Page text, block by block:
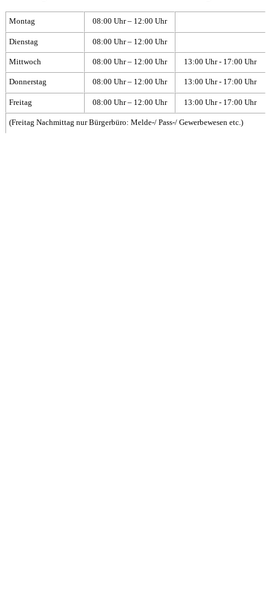
Montag 08:00 Uhr – 12:00 Uhr
Dienstag 08:00 Uhr – 12:00 Uhr
Mittwoch 08:00 Uhr – 12:00 Uhr 13:00 Uhr - 17:00 Uhr
Donnerstag 08:00 Uhr – 12:00 Uhr 13:00 Uhr - 17:00 Uhr
Freitag 08:00 Uhr – 12:00 Uhr 13:00 Uhr - 17:00 Uhr
(Freitag Nachmittag nur Bürgerbüro: Melde-/ Pass-/ Gewerbewesen etc.)